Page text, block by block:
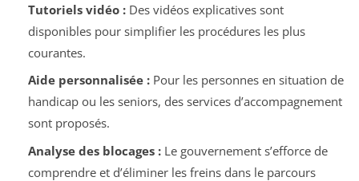
Tutoriels vidéo :Des vidéos explicatives sont
disponibles pour simplifier les procédures les plus
courantes.
Aide personnalisée :Pour les personnes en situation de
handicap ou les seniors, des services d’accompagnement
sont proposés.
Analyse des blocages :Le gouvernement s’efforce de
comprendre et d’éliminer les freins dans le parcours